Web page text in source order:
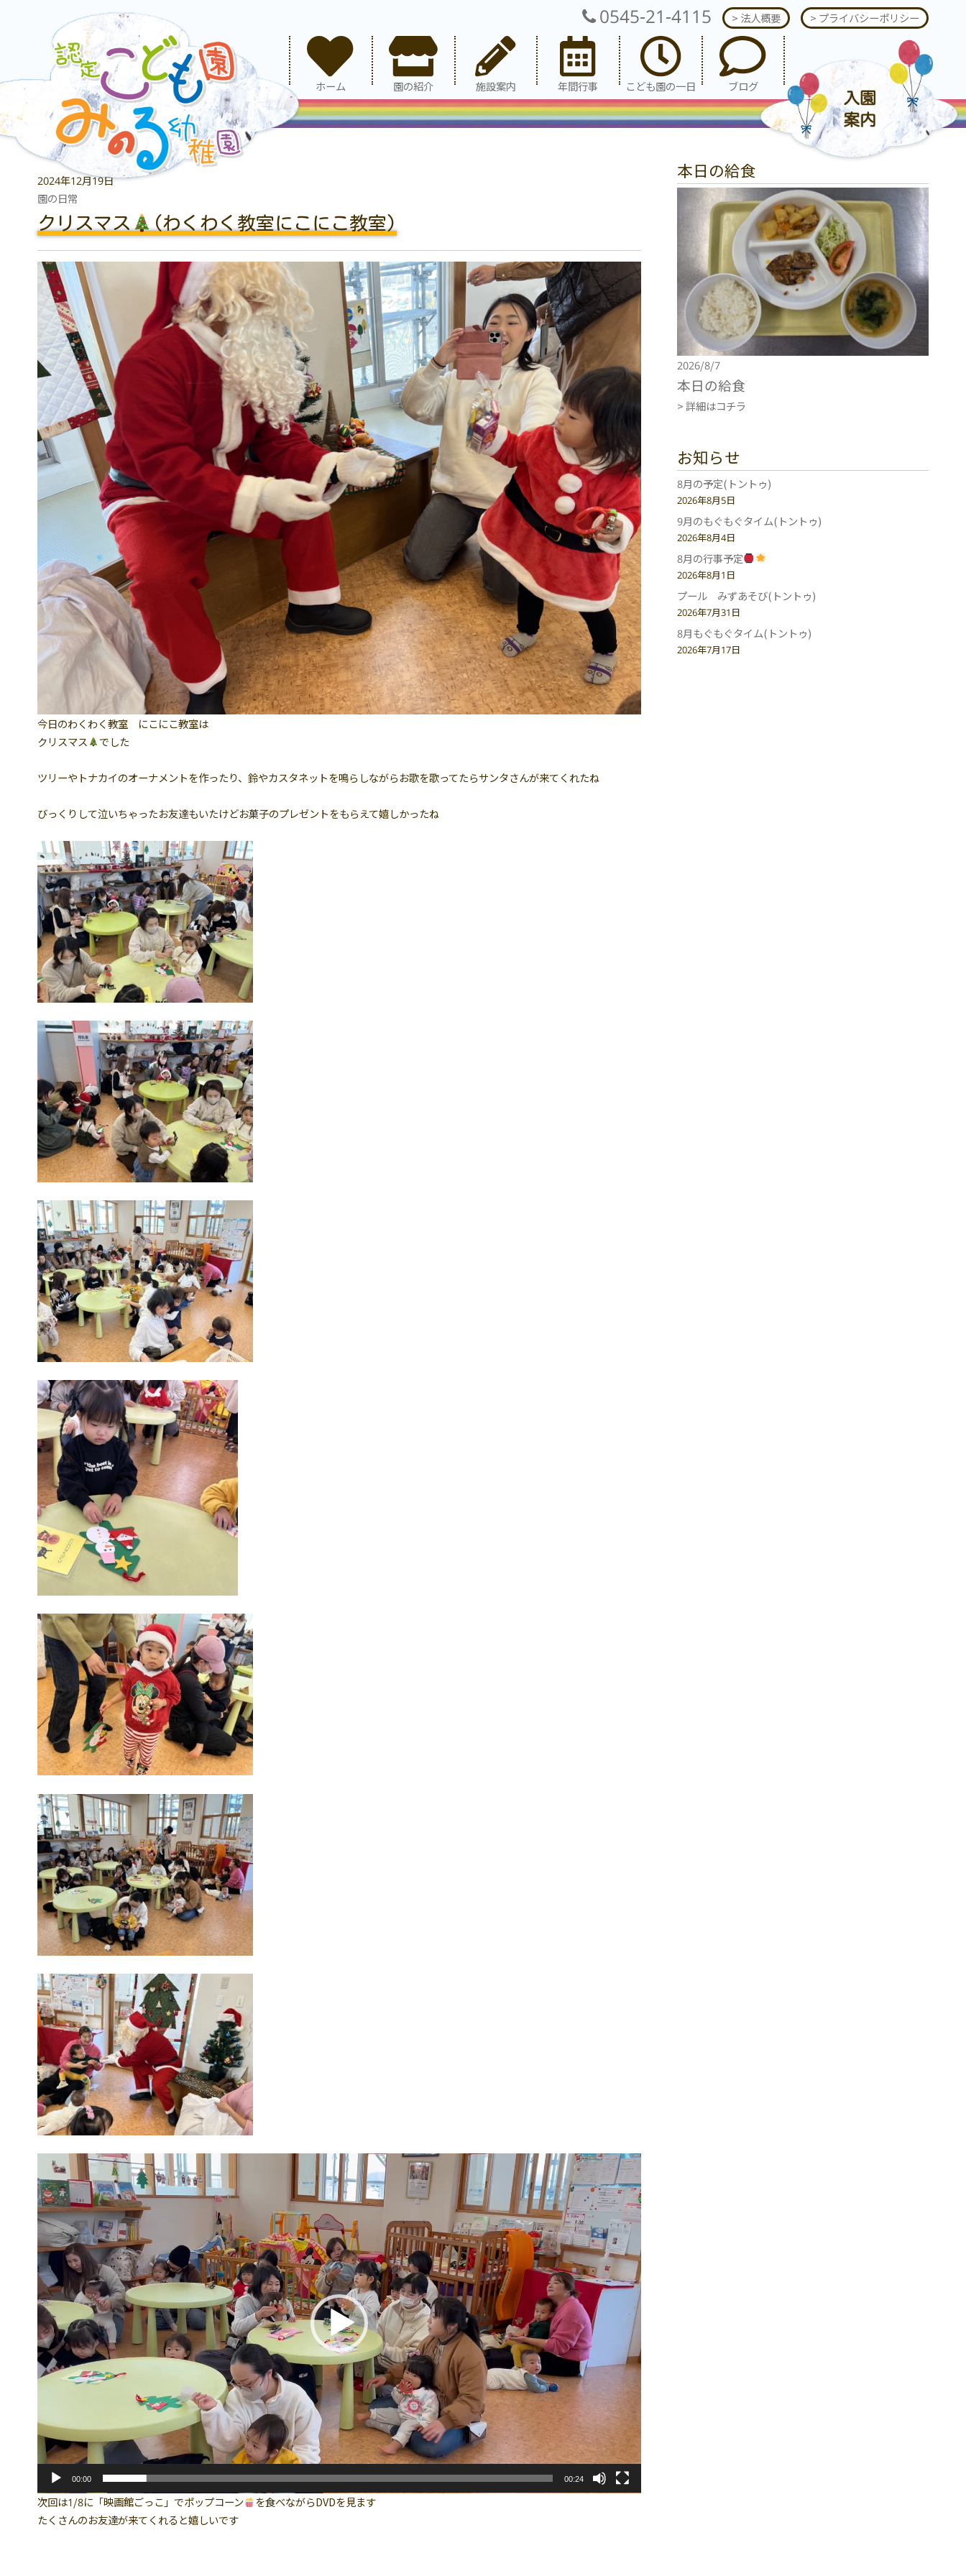
0545-21-4115 > 法人概要 > プライバシーポリシー
ホーム 園の紹介 施設案内 年間行事 こども園の一日 ブログ
2024年12月19日
園の日常
クリスマス (わくわく教室にこにこ教室)
今日のわくわく教室 にこにこ教室は
クリスマス
でした
ツリーやトナカイのオーナメントを作ったり、鈴やカスタネットを鳴らしながらお歌を歌ってたらサンタさんが来てくれたね
びっくりして泣いちゃったお友達もいたけどお菓子のプレゼントをもらえて嬉しかったね
画
プ
レ
ー
ヤ
ー
00:00 00:24
次回は1/8に「映画館ごっこ」でポップコーン
を食べながらDVDを見ます
たくさんのお友達が来てくれると嬉しいです
本日の給食
2026/8/7
本日の給食
> 詳細はコチラ
お知らせ
8月の予定(トントゥ)
2026年8月5日
9月のもぐもぐタイム(トントゥ)
2026年8月4日
8月の行事予定
2026年8月1日
プール みずあそび(トントゥ)
2026年7月31日
8月もぐもぐタイム(トントゥ)
2026年7月17日